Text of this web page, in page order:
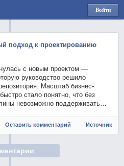
Войти
через
подход к проектированию
с новым проектом —
руководство решило
Масштаб бизнес-
стало понятно, что без
невозможно поддерживать…
Оставить комментарий Источник